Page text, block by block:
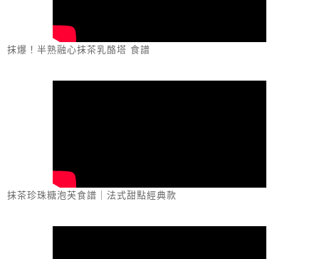
抹爆！半熟融心抹茶乳酪塔 食譜
抹茶珍珠糖泡芙食譜｜法式甜點經典款